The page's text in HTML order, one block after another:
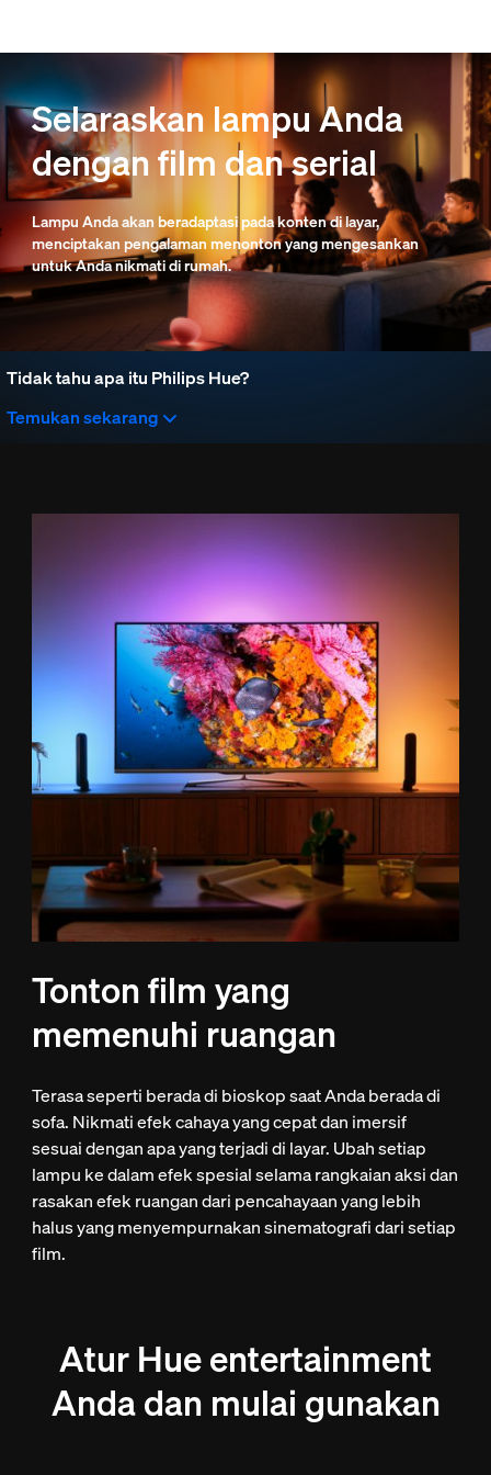
Selaraskan lampu Anda
dengan film dan serial
Lampu Anda akan beradaptasi pada konten di layar,
menciptakan pengalaman menonton yang mengesankan
untuk Anda nikmati di rumah.
Tidak tahu apa itu Philips Hue?
Temukan sekarang
Tonton film yang
memenuhi ruangan
Terasa seperti berada di bioskop saat Anda berada di
sofa. Nikmati efek cahaya yang cepat dan imersif
sesuai dengan apa yang terjadi di layar. Ubah setiap
lampu ke dalam efek spesial selama rangkaian aksi dan
rasakan efek ruangan dari pencahayaan yang lebih
halus yang menyempurnakan sinematografi dari setiap
film.
Atur Hue entertainment
Anda dan mulai gunakan